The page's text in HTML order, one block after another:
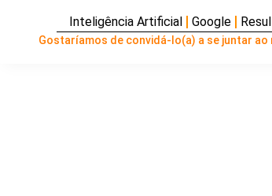
Inteligência Artificial Google
Gostaríamos de convidá-lo(a) a se juntar